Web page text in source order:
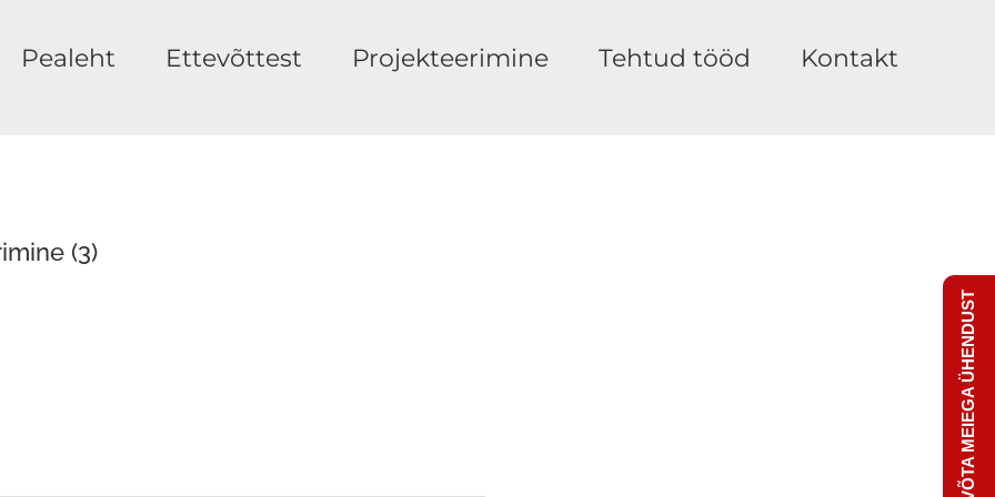
Pealeht Ettevõttest Projekteerimine Tehtud tööd Kontakt
(3)
VÕTA MEIEGA ÜHENDUST